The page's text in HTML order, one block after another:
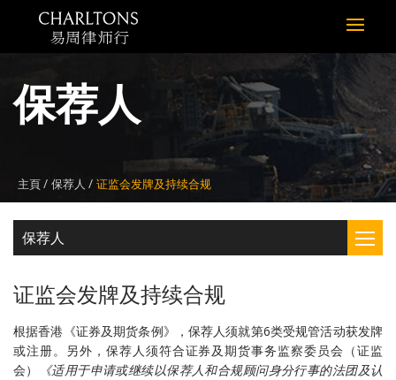
保荐人
主頁 保荐人 证监会发牌及持续合规
保荐人
证监会发牌及持续合规
根据香港《证券及期货条例》，保荐人须就第6类受规管活动获发牌
或注册。另外，保荐人须符合证券及期货事务监察委员会（证监
会）
《适用于申请或继续以保荐人和合规顾问身分行事的法团及认